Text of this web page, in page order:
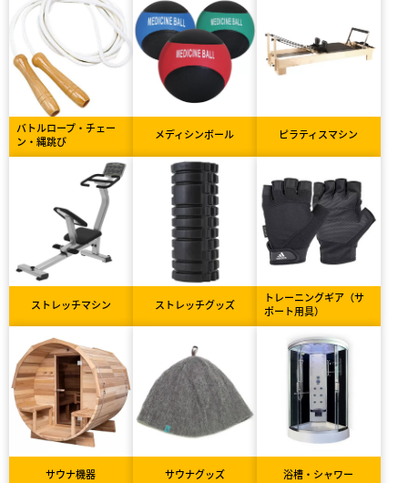
バトルロープ・チェー
ン・縄跳び
メディシンボール ピラティスマシン
ストレッチマシン ストレッチグッズ
トレーニングギア（サ
ポート用具）
サウナ機器 サウナグッズ 浴槽・シャワー